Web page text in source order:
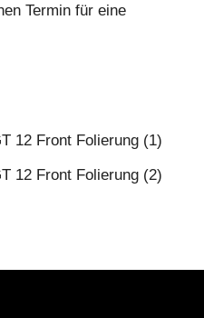
Termin für eine